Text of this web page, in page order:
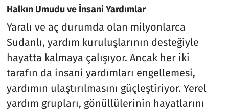
Halkın Umudu ve İnsani Yardımlar
Yaralı ve aç durumda olan milyonlarca
Sudanlı, yardım kuruluşlarının desteğiyle
hayatta kalmaya çalışıyor. Ancak her iki
tarafın da insani yardımları engellemesi,
yardımın ulaştırılmasını güçleştiriyor. Yerel
yardım grupları, gönüllülerinin hayatlarını